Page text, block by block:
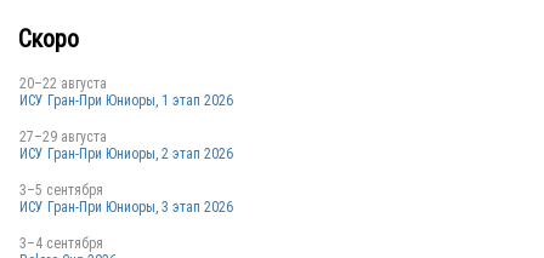
Скоро
20–22 августа
ИСУ Гран-При Юниоры, 1 этап 2026
27–29 августа
ИСУ Гран-При Юниоры, 2 этап 2026
3–5 сентября
ИСУ Гран-При Юниоры, 3 этап 2026
3–4 сентября